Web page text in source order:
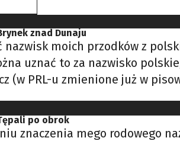
znad Dunaju
moich przodków z
uznać to za nazwisko
(w PRL-u zmienione już w
po obrok
znaczenia mego rodowego